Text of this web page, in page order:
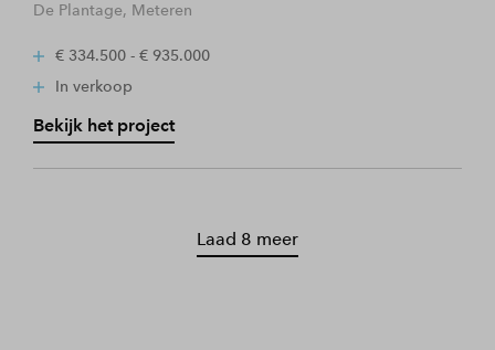
De Plantage, Meteren
€ 334.500 - € 935.000
In verkoop
Bekijk het project
Laad 8 meer